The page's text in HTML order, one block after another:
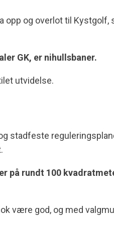
opp og overlot til Kystgolf,
GK, er nihullsbaner.
utvidelse.
stadfeste
på rundt 100
være god, og med